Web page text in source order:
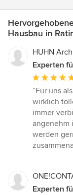
Hausbau in
HUHN
Experten
Bewertung:
5
von
5
Sternen
“Für uns
wirklich
immer
angenehm
werden
Experten